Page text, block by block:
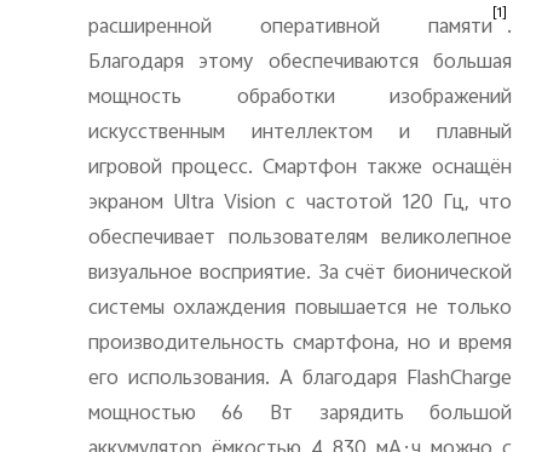
расширенной оперативной памяти[1].
Благодаря этому обеспечиваются большая
мощность обработки изображений
искусственным интеллектом и плавный
игровой процесс. Смартфон также оснащён
экраном Ultra Vision с частотой 120 Гц, что
обеспечивает пользователям великолепное
визуальное восприятие. За счёт бионической
системы охлаждения повышается не только
производительность смартфона, но и время
его использования. А благодаря FlashCharge
мощностью 66 Вт зарядить большой